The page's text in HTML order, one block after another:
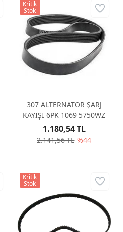
307 ALTERNATÖR ŞARJ
KAYIŞI 6PK 1069 5750WZ
2.141,56 TL %44
1.180,54 TL
Kritik
Stok
Kritik
Stok